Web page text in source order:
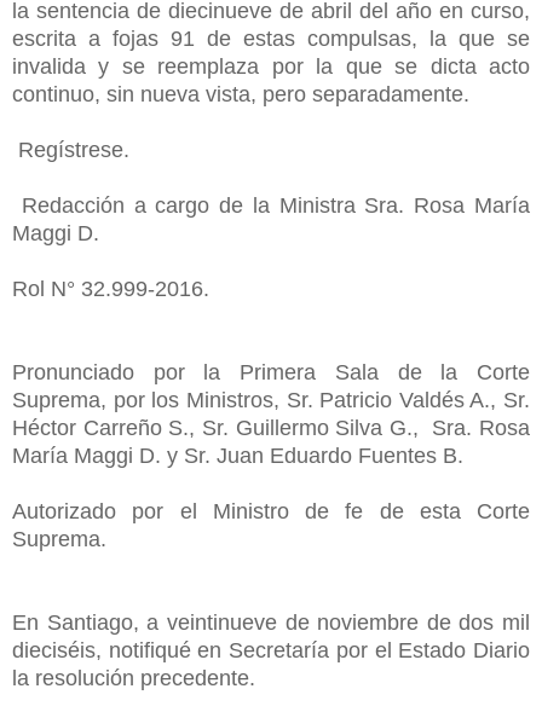
la sentencia de diecinueve de abril del año en curso,
escrita a fojas 91 de estas compulsas, la que se
invalida y se reemplaza por la que se dicta acto
continuo, sin nueva vista, pero separadamente.
Regístrese.
Redacción a cargo de la Ministra Sra. Rosa María
Maggi D.
Rol N° 32.999-2016.
Pronunciado por la Primera Sala de la Corte
Suprema, por los Ministros, Sr. Patricio Valdés A., Sr.
Héctor Carreño S., Sr. Guillermo Silva G., Sra. Rosa
María Maggi D. y Sr. Juan Eduardo Fuentes B.
Autorizado por el Ministro de fe de esta Corte
Suprema.
En Santiago, a veintinueve de noviembre de dos mil
dieciséis, notifiqué en Secretaría por el Estado Diario
la resolución precedente.